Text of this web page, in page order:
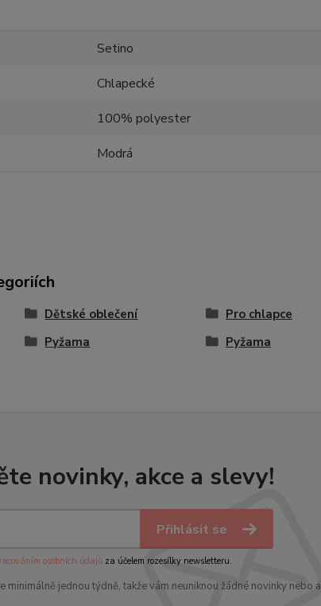
Setino
Chlapecké
100% polyester
Modrá
Dětské oblečení Pro chlapce
Pyžama Pyžama
novinky, akce a slevy!
Přihlásit se
osobních údajů za účelem rozesílky newsletteru.
jednou týdně, takže vám neuniknou žádné novinky nebo